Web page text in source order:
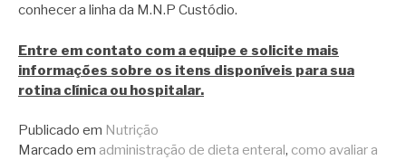
conhecer a linha da M.N.P Custódio.
Entre em contato com a equipe e solicite mais
informações sobre os itens disponíveis para sua
rotina clínica ou hospitalar.
Publicado em Nutrição
Marcado em administração de dieta enteral, como avaliar a